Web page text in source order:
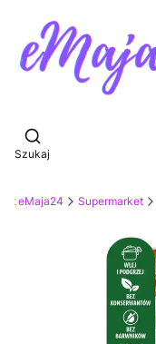
Otwórz wyszukiwarkę
Szukaj
eMaja24 Supermarket